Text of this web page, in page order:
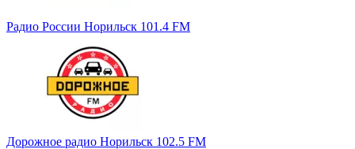
Радио России Норильск 101.4 FM
Дорожное радио Норильск 102.5 FM